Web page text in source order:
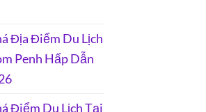
Địa Điểm Du Lịch
Penh Hấp Dẫn
Điểm Du Lịch Tại